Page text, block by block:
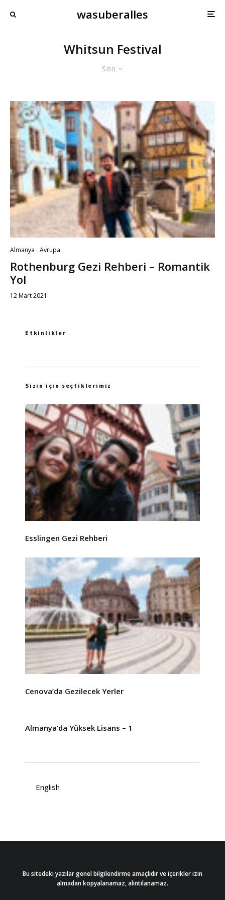
wasuberalles
Whitsun Festival
Son
Almanya Avrupa
Rothenburg Gezi Rehberi – Romantik
Yol
12 Mart 2021
Etkinlikler
Sizin için seçtiklerimiz
Esslingen Gezi Rehberi
Cenova’da Gezilecek Yerler
Almanya’da Yüksek Lisans – 1
English
Bu sitedeki yazılar genel bilgilendirme amaçlıdır ve içerikler izin
almadan kopyalanamaz, alıntılanamaz.